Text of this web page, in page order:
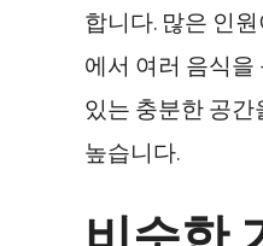
합니다. 많은 인
에서 여러 음식
있는 충분한 공
높습니다.